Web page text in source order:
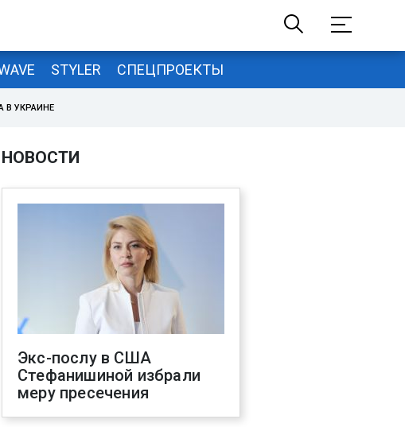
STYLER СПЕЦПРОЕКТЫ
В УКРАИНЕ
НОВОСТИ
Экс-послу в США
Стефанишиной избрали
меру пресечения